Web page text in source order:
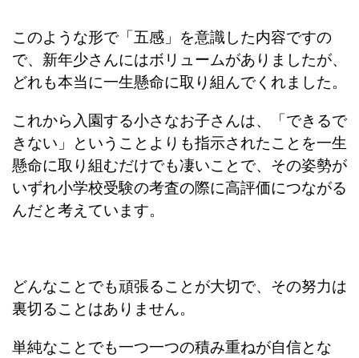
このような形で「五感」を意識した内容ですの
で、 新年少さんにはボリュームがありましたが、
どれも本当に一生懸命に取り組んでくれました。
これから入園する小さなお子さんは、「できるで
きない」ということよりも指示されたことを一生
懸命に取り組むだけでも凄いことで、その姿勢が
いずれ小学校受験の考査の際に高評価につながる
んだと考えています。
どんなことでも頑張ることが大切で、その努力は
裏切ることはありません。
単純なことでも一つ一つの積み重ねが自信とな